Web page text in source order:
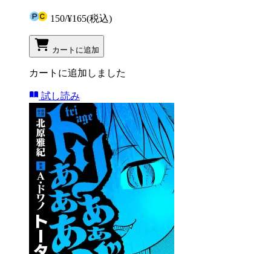
150/¥165(税込)
カートに追加
カートに追加しました
試し読み